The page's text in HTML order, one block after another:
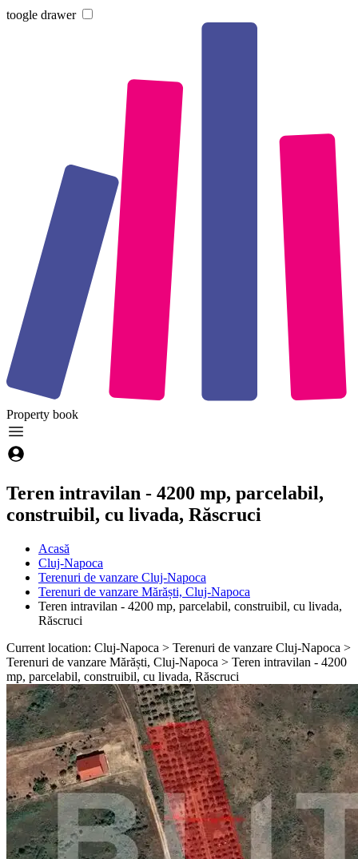
toogle drawer
Property book
Teren intravilan - 4200 mp, parcelabil,
construibil, cu livada, Răscruci
Acasă
Cluj-Napoca
Terenuri de vanzare Cluj-Napoca
Terenuri de vanzare Mărăști, Cluj-Napoca
Teren intravilan - 4200 mp, parcelabil, construibil, cu livada,
Răscruci
Current location: Cluj-Napoca > Terenuri de vanzare Cluj-Napoca >
Terenuri de vanzare Mărăști, Cluj-Napoca > Teren intravilan - 4200
mp, parcelabil, construibil, cu livada, Răscruci